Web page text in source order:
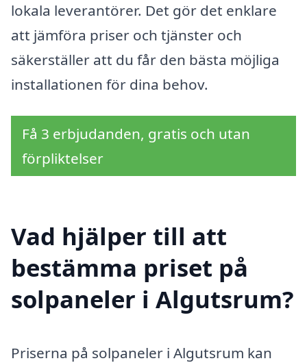
lokala leverantörer. Det gör det enklare
att jämföra priser och tjänster och
säkerställer att du får den bästa möjliga
installationen för dina behov.
Få 3 erbjudanden, gratis och utan
förpliktelser
Vad hjälper till att
bestämma priset på
solpaneler i Algutsrum?
Priserna på solpaneler i Algutsrum kan